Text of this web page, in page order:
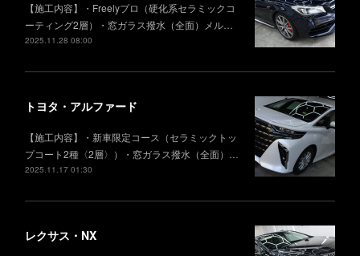
【施工内容】・Freelyプロ（硬化系セラミックコ
ーティング2層）・窓ガラス撥水（全面）メル…
2025.11.28 08:00
トヨタ・アルファード
【施工内容】・新車限定コース（セラミックトッ
プコート2種〈2層〉）・窓ガラス撥水（全面）…
2025.11.17 01:30
レクサス・NX